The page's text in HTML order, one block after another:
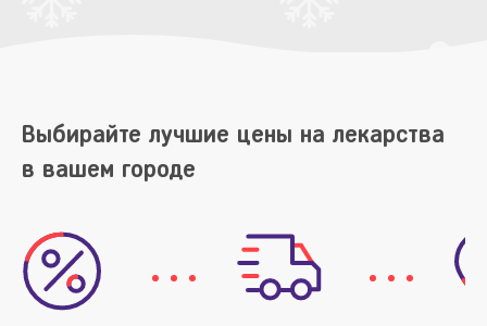
Выбирайте лучшие цены на лекарства
в вашем городе